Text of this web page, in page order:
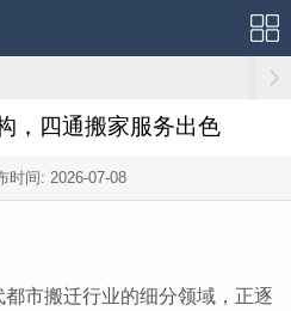
，四通搬家服务出色
时间: 2026-07-08
市搬迁行业的细分领域，正逐